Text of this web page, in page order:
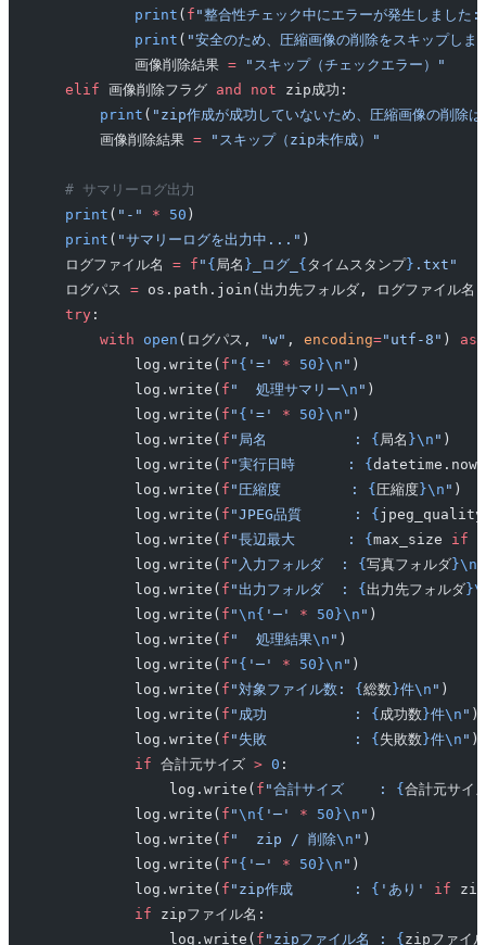
            print
( f "整合性チェック中にエラーが発生しまし
            print
( "安全のため、圧縮画像の削除をスキップしま
            画像削除結果
= "スキップ（チェックエラー）"
    elif
画像削除フラグ and not zip成功:
        print
( "zip作成が成功していないため、圧縮画像の削除
        画像削除結果
= "スキップ（zip未作成）"
    # サマリーログ出力
    print
( "-" * 50 )
    print
( "サマリーログを出力中..." )
    ログファイル名
= f " { 局名 } _ログ_ { タイムスタンプ} .txt"
    ログパス
= os.path.join(出力先フォルダ, ログファイル名)
    try
:
        with
open (ログパス, "w" , encoding="utf-8" ) as
            log.write(
f " { '=' * 50}\n " )
            log.write(
f "  処理サマリー\n " )
            log.write(
f " { '=' * 50}\n " )
            log.write(
f "局名          : { 局名 }\n " )
            log.write(
f "実行日時      : {
            log.write(
f "圧縮度        : { 圧縮度 }\n " )
            log.write(
f "JPEG品質      : { jpeg_quality
            log.write(
f "長辺最大      : { max_size if
            log.write(
f "入力フォルダ  : { 写真フォルダ }\n
            log.write(
f "出力フォルダ  : { 出力先フォルダ
            log.write(
f "\n{ '─' * 50}\n " )
            log.write(
f "  処理結果\n " )
            log.write(
f " { '─' * 50}\n " )
            log.write(
f "対象ファイル数: { 総数 }件\n " )
            log.write(
f "成功          : { 成功数 }件\n " )
            log.write(
f "失敗          : { 失敗数 }件\n " )
            if
合計元サイズ > 0 :
                log.write(
f "合計サイズ    : { 合計元サイ
            log.write(
f "\n{ '─' * 50}\n " )
            log.write(
f "  zip / 削除\n " )
            log.write(
f " { '─' * 50}\n " )
            log.write(
f "zip作成       : { 'あり' if zip
            if
zipファイル名:
                log.write(
f "zipファイル名 : { zipファイ